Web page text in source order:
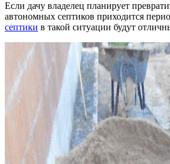
Если дачу владелец планирует
автономных септиков приходится
септики в такой ситуации будут